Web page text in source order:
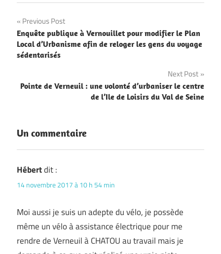
Navigation
de
l’article
Previous Post
Enquête publique à Vernouillet pour modifier le Plan
Local d’Urbanisme afin de reloger les gens du voyage
sédentarisés
Next Post
Pointe de Verneuil : une volonté d’urbaniser le centre
de l’Ile de Loisirs du Val de Seine
Un commentaire
Hébertdit :
14 novembre 2017 à 10 h 54 min
Moi aussi je suis un adepte du vélo, je possède
même un vélo à assistance électrique pour me
rendre de Verneuil à CHATOU au travail mais je